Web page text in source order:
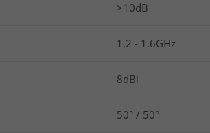
>10dB
1.2 - 1.6GHz
8dBi
50° / 50°